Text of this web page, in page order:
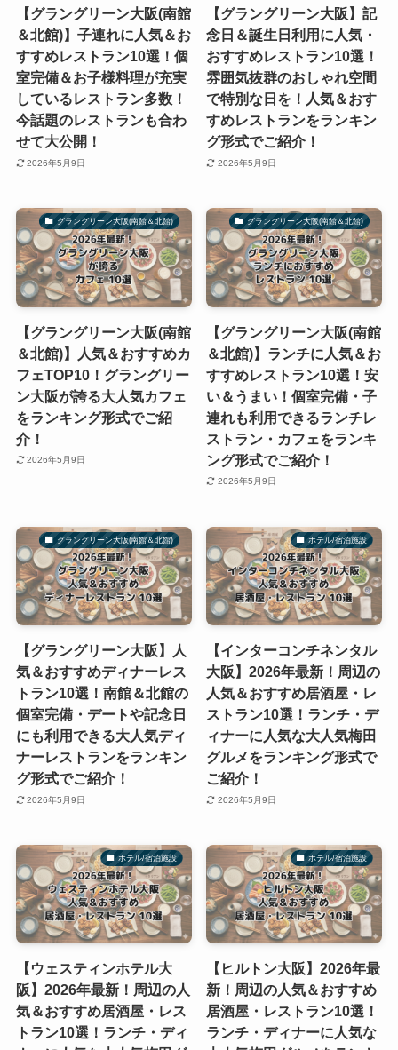
【グラングリーン大阪(南館
＆北館)】子連れに人気＆お
すすめレストラン10選！個
室完備＆お子様料理が充実
しているレストラン多数！
今話題のレストランも合わ
せて大公開！
2026年5月9日
【グラングリーン大阪】記
念日＆誕生日利用に人気・
おすすめレストラン10選！
雰囲気抜群のおしゃれ空間
で特別な日を！人気＆おす
すめレストランをランキン
グ形式でご紹介！
2026年5月9日
グラングリーン大阪(南館＆北館)
【グラングリーン大阪(南館
＆北館)】人気＆おすすめカ
フェTOP10！グラングリー
ン大阪が誇る大人気カフェ
をランキング形式でご紹
介！
2026年5月9日
グラングリーン大阪(南館＆北館)
【グラングリーン大阪(南館
＆北館)】ランチに人気＆お
すすめレストラン10選！安
い＆うまい！個室完備・子
連れも利用できるランチレ
ストラン・カフェをランキ
ング形式でご紹介！
2026年5月9日
グラングリーン大阪(南館＆北館)
【グラングリーン大阪】人
気＆おすすめディナーレス
トラン10選！南館＆北館の
個室完備・デートや記念日
にも利用できる大人気ディ
ナーレストランをランキン
グ形式でご紹介！
2026年5月9日
ホテル/宿泊施設
【インターコンチネンタル
大阪】2026年最新！周辺の
人気＆おすすめ居酒屋・レ
ストラン10選！ランチ・デ
ィナーに人気な大人気梅田
グルメをランキング形式で
ご紹介！
2026年5月9日
ホテル/宿泊施設
【ウェスティンホテル大
阪】2026年最新！周辺の人
気＆おすすめ居酒屋・レス
トラン10選！ランチ・ディ
ホテル/宿泊施設
【ヒルトン大阪】2026年最
新！周辺の人気＆おすすめ
居酒屋・レストラン10選！
ランチ・ディナーに人気な